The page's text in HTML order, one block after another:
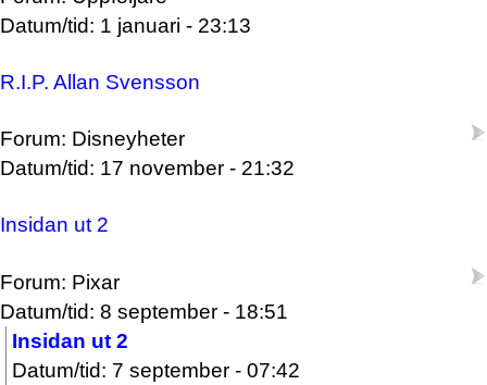
Datum/tid: 1 januari - 23:13
R.I.P. Allan Svensson
Forum: Disneyheter
Datum/tid: 17 november - 21:32
Insidan ut 2
Forum: Pixar
Datum/tid: 8 september - 18:51
Insidan ut 2
Datum/tid: 7 september - 07:42